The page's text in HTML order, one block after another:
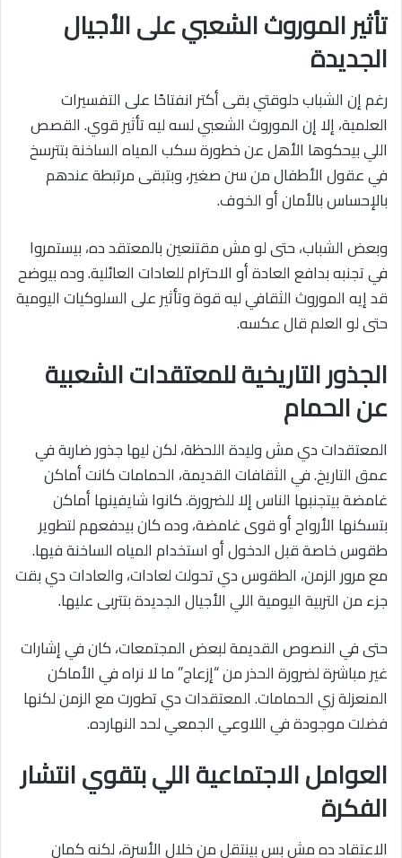
تأثير الموروث الشعبي على الأجيال
الجديدة
رغم إن الشباب دلوقتي بقى أكتر انفتاحًا على التفسيرات
العلمية، إلا إن الموروث الشعبي لسه ليه تأثير قوي. القصص
اللي بيحكوها الأهل عن خطورة سكب المياه الساخنة بتترسخ
في عقول الأطفال من سن صغير، وبتبقى مرتبطة عندهم
بالإحساس بالأمان أو الخوف.
وبعض الشباب، حتى لو مش مقتنعين بالمعتقد ده، بيستمروا
في تجنبه بدافع العادة أو الاحترام للعادات العائلية. وده بيوضح
قد إيه الموروث الثقافي ليه قوة وتأثير على السلوكيات اليومية
حتى لو العلم قال عكسه.
الجذور التاريخية للمعتقدات الشعبية
عن الحمام
المعتقدات دي مش وليدة اللحظة، لكن ليها جذور ضاربة في
عمق التاريخ. في الثقافات القديمة، الحمامات كانت أماكن
غامضة بيتجنبها الناس إلا للضرورة. كانوا شايفينها أماكن
بتسكنها الأرواح أو قوى غامضة، وده كان بيدفعهم لتطوير
طقوس خاصة قبل الدخول أو استخدام المياه الساخنة فيها.
مع مرور الزمن، الطقوس دي تحولت لعادات، والعادات دي بقت
جزء من التربية اليومية اللي الأجيال الجديدة بتتربى عليها.
حتى في النصوص القديمة لبعض المجتمعات، كان في إشارات
غير مباشرة لضرورة الحذر من “إزعاج” ما لا نراه في الأماكن
المنعزلة زي الحمامات. المعتقدات دي تطورت مع الزمن لكنها
فضلت موجودة في اللاوعي الجمعي لحد النهارده.
العوامل الاجتماعية اللي بتقوي انتشار
الفكرة
الاعتقاد ده مش بس بينتقل من خلال الأسرة، لكنه كمان